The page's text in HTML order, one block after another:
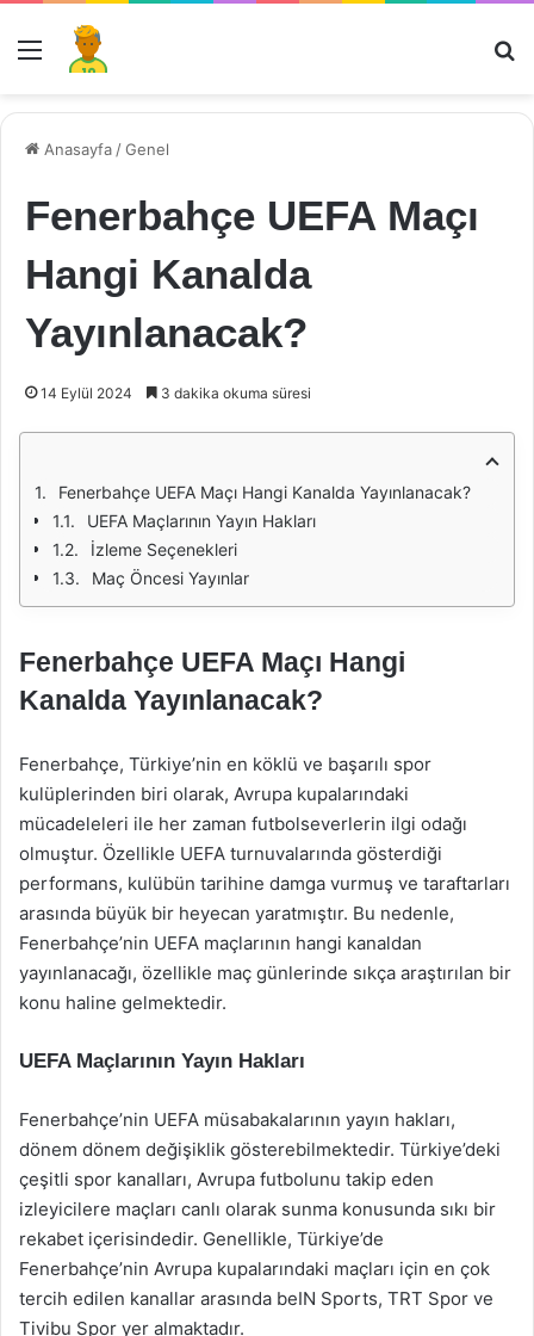
Menü
Anasayfa /Genel
Fenerbahçe UEFA Maçı
Hangi Kanalda
Yayınlanacak?
14 Eylül 2024 3 dakika okuma süresi
Fenerbahçe UEFA Maçı Hangi Kanalda Yayınlanacak?
UEFA Maçlarının Yayın Hakları
İzleme Seçenekleri
Maç Öncesi Yayınlar
Fenerbahçe UEFA Maçı Hangi
Kanalda Yayınlanacak?
Fenerbahçe, Türkiye’nin en köklü ve başarılı spor
kulüplerinden biri olarak, Avrupa kupalarındaki
mücadeleleri ile her zaman futbolseverlerin ilgi odağı
olmuştur. Özellikle UEFA turnuvalarında gösterdiği
performans, kulübün tarihine damga vurmuş ve taraftarları
arasında büyük bir heyecan yaratmıştır. Bu nedenle,
Fenerbahçe’nin UEFA maçlarının hangi kanaldan
yayınlanacağı, özellikle maç günlerinde sıkça araştırılan bir
konu haline gelmektedir.
UEFA Maçlarının Yayın Hakları
Fenerbahçe’nin UEFA müsabakalarının yayın hakları,
dönem dönem değişiklik gösterebilmektedir. Türkiye’deki
çeşitli spor kanalları, Avrupa futbolunu takip eden
izleyicilere maçları canlı olarak sunma konusunda sıkı bir
rekabet içerisindedir. Genellikle, Türkiye’de
Fenerbahçe’nin Avrupa kupalarındaki maçları için en çok
tercih edilen kanallar arasında beIN Sports, TRT Spor ve
Tivibu Spor yer almaktadır.